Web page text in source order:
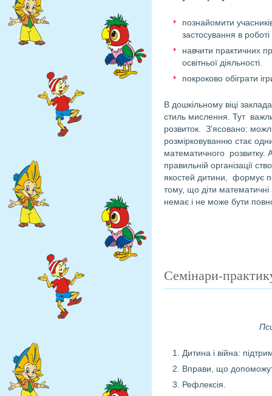
познайомити
застосування в
навчити практичних
освітньої діяльності.
покроково обіграти
В дошкільному віці
стиль мислення. Тут
розвиток. З’ясовано:
розмірковуванню стає
математичного розвитку.
правильній організації
якостей дитини, формує
тому, що діти
немає і не може бути
Семінари-
Дитина і війна:
Вправи, що
Рефлексія.